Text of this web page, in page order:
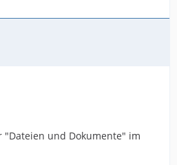
"Dateien und Dokumente" im